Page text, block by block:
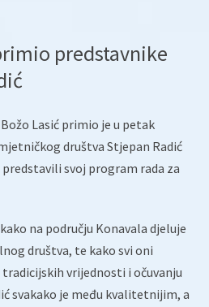
predstavnike
Lasić primio je u petak
društva Stjepan Radić
svoj program rada za
na području Konavala djeluje
društva, te kako svi oni
vrijednosti i očuvanju
svakako je među kvalitetnijim, a